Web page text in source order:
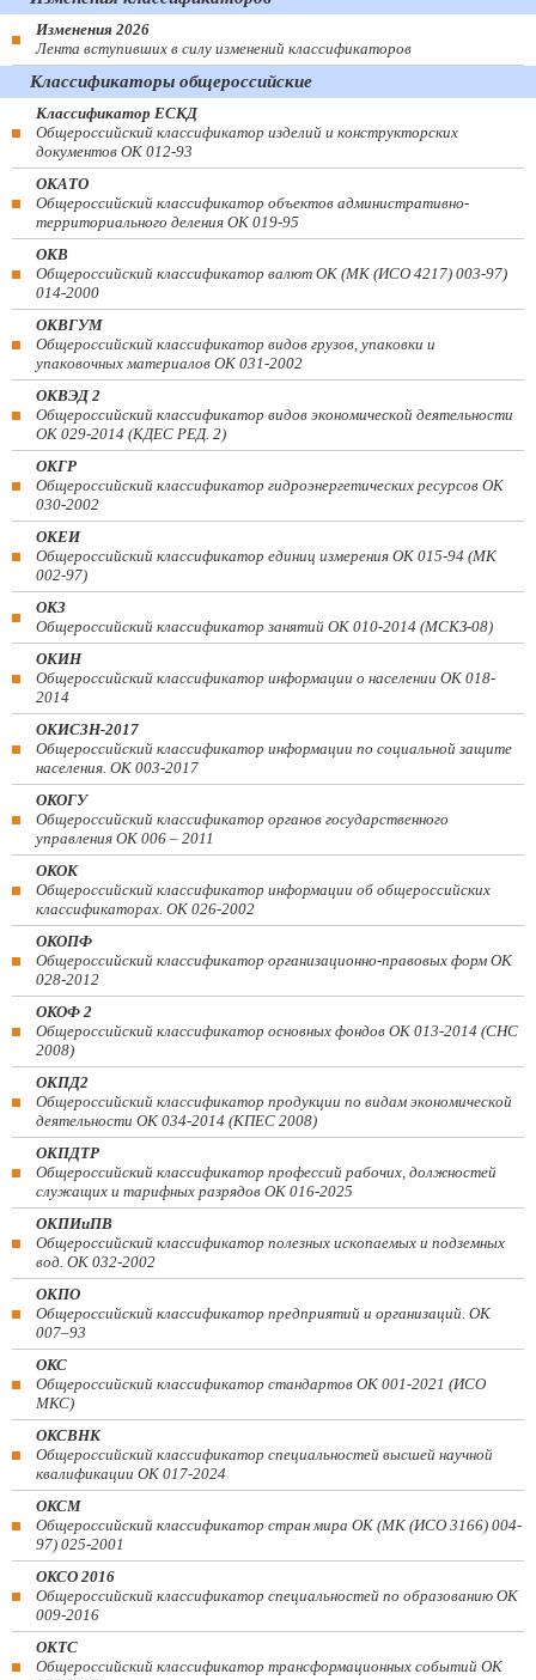
Изменения 2026
Лента вступивших в силу изменений классификаторов
Классификаторы общероссийские
Классификатор ЕСКД
Общероссийский классификатор изделий и конструкторских
документов ОК 012-93
ОКАТО
Общероссийский классификатор объектов административно-
территориального деления ОК 019-95
ОКВ
Общероссийский классификатор валют ОК (МК (ИСО 4217) 003-97)
014-2000
ОКВГУМ
Общероссийский классификатор видов грузов, упаковки и
упаковочных материалов ОК 031-2002
ОКВЭД 2
Общероссийский классификатор видов экономической деятельности
ОК 029-2014 (КДЕС РЕД. 2)
ОКГР
Общероссийский классификатор гидроэнергетических ресурсов ОК
030-2002
ОКЕИ
Общероссийский классификатор единиц измерения ОК 015-94 (МК
002-97)
ОКЗ
Общероссийский классификатор занятий ОК 010-2014 (МСКЗ-08)
ОКИН
Общероссийский классификатор информации о населении ОК 018-
2014
ОКИСЗН-2017
Общероссийский классификатор информации по социальной защите
населения. ОК 003-2017
ОКОГУ
Общероссийский классификатор органов государственного
управления ОК 006 – 2011
ОКОК
Общероссийский классификатор информации об общероссийских
классификаторах. ОК 026-2002
ОКОПФ
Общероссийский классификатор организационно-правовых форм ОК
028-2012
ОКОФ 2
Общероссийский классификатор основных фондов ОК 013-2014 (СНС
2008)
ОКПД2
Общероссийский классификатор продукции по видам экономической
деятельности ОК 034-2014 (КПЕС 2008)
ОКПДТР
Общероссийский классификатор профессий рабочих, должностей
служащих и тарифных разрядов ОК 016-2025
ОКПИиПВ
Общероссийский классификатор полезных ископаемых и подземных
вод. ОК 032-2002
ОКПО
Общероссийский классификатор предприятий и организаций. ОК
007–93
ОКС
Общероссийский классификатор стандартов ОК 001-2021 (ИСО
МКС)
ОКСВНК
Общероссийский классификатор специальностей высшей научной
квалификации ОК 017-2024
ОКСМ
Общероссийский классификатор стран мира ОК (МК (ИСО 3166) 004-
97) 025-2001
ОКСО 2016
Общероссийский классификатор специальностей по образованию ОК
009-2016
ОКТС
Общероссийский классификатор трансформационных событий ОК